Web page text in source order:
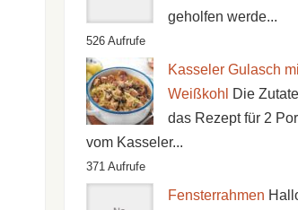
geholfen werde...
526 Aufrufe
Kasseler Gulasch
Weißkohl
Die
das Rezept für 2
vom Kasseler...
371 Aufrufe
Fensterrahmen